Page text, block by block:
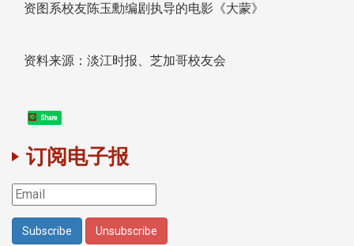
资图系校友陈玉勳编剧执导的电影《大蒙》
资料来源：淡江时报、芝加哥校友会
Share
订阅电子报